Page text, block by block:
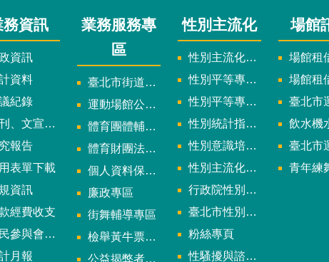
務資訊
資訊
資料
紀錄
文宣及出版品
報告
表單下載
資訊
經費收支
與會議資訊
月報
業務服務專
區
臺北市街道遊戲申請專區
運動場館公司設立輔導專區
體育團體輔導訪視
體育財團法人/公益信託專區
個人資料保護專區
廉政專區
街舞輔導專區
檢舉黃牛票專區
公益揭弊者保護法專區
性別主流化
性別主流化實施計畫暨細部計畫
性別平等專案小組委員名單
性別平等專案小組會議紀錄
性別統計指標及項目
性別意識培力、統計分析案、影響評估案
性別主流化年度成果報告
行政院性別平等會
臺北市性別平等辦公室
粉絲專頁
性騷擾與諮詢專區
場館
場館租
場館租
臺北市運
飲水機水質
臺北市運動中心
青年練舞據